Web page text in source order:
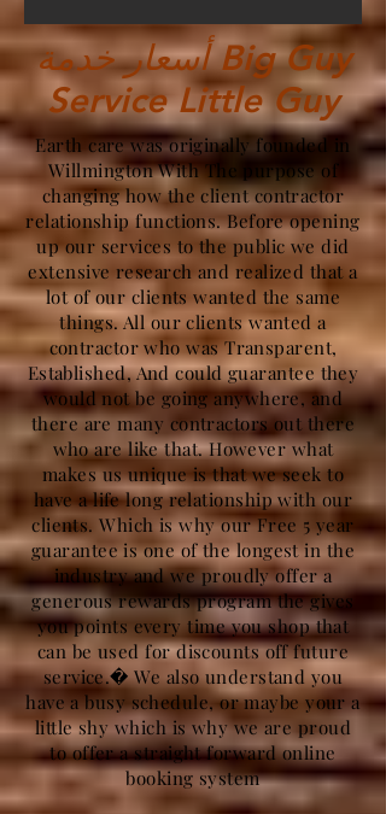
أسعار خدمة Big Guy
Service Little Guy
Earth care was originally founded in
Willmington With The purpose of
changing how the client contractor
relationship functions. Before opening
up our services to the public we did
extensive research and realized that a
lot of our clients wanted the same
things. All our clients wanted a
contractor who was Transparent,
Established, And could guarantee they
would not be going anywhere, and
there are many contractors out there
who are like that. However what
makes us unique is that we seek to
have a life long relationship with our
clients. Which is why our Free 5 year
guarantee is one of the longest in the
industry and we proudly offer a
generous rewards program the gives
you points every time you shop that
can be used for discounts off future
service.� We also understand you
have a busy schedule, or maybe your a
little shy which is why we are proud
to offer a straight forward online
booking system